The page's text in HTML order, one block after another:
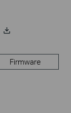
Firmware